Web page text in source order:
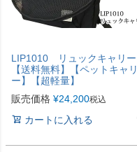
LIP1010 リュックキャリー
【送料無料】【ペットキャリ
ー】【超軽量】
販売価格 ¥24,200税込
カートに入れる